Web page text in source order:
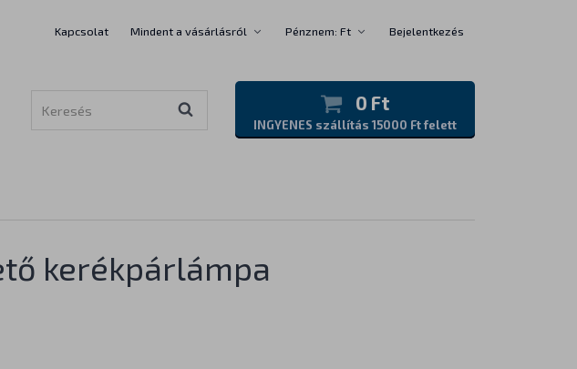
Kapcsolat Mindent a vásárlásról Pénznem: Ft Bejelentkezés
0 Ft
INGYENES szállítás 15000 Ft felett
kerékpárlámpa